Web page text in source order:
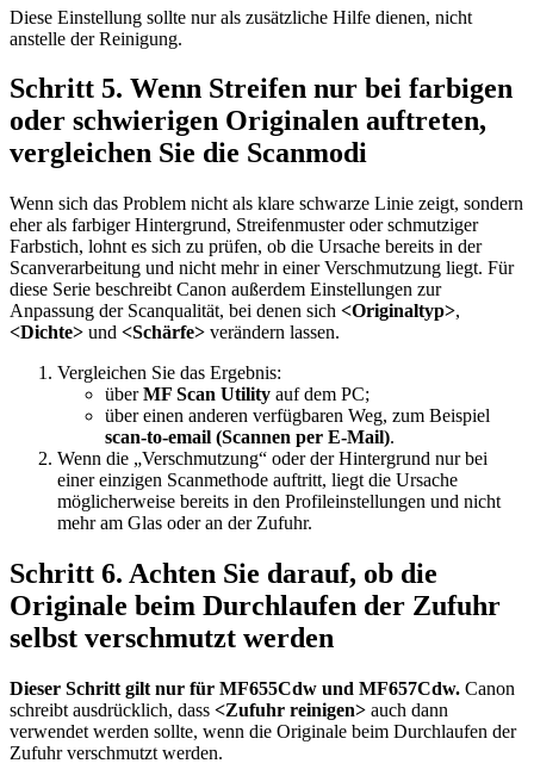
Diese Einstellung sollte nur als zusätzliche Hilfe dienen, nicht
anstelle der Reinigung.
Schritt 5. Wenn Streifen nur bei farbigen
oder schwierigen Originalen auftreten,
vergleichen Sie die Scanmodi
Wenn sich das Problem nicht als klare schwarze Linie zeigt, sondern
eher als farbiger Hintergrund, Streifenmuster oder schmutziger
Farbstich, lohnt es sich zu prüfen, ob die Ursache bereits in der
Scanverarbeitung und nicht mehr in einer Verschmutzung liegt. Für
diese Serie beschreibt Canon außerdem Einstellungen zur
Anpassung der Scanqualität, bei denen sich <Originaltyp>,
<Dichte> und <Schärfe> verändern lassen.
Vergleichen Sie das Ergebnis:
überMF Scan Utility auf dem PC;
über einen anderen verfügbaren Weg, zum Beispiel
scan-to-email (Scannen per E-Mail).
Wenn die „Verschmutzung“ oder der Hintergrund nur bei
einer einzigen Scanmethode auftritt, liegt die Ursache
möglicherweise bereits in den Profileinstellungen und nicht
mehr am Glas oder an der Zufuhr.
Schritt 6. Achten Sie darauf, ob die
Originale beim Durchlaufen der Zufuhr
selbst verschmutzt werden
Dieser Schritt gilt nur für MF655Cdw und MF657Cdw. Canon
schreibt ausdrücklich, dass <Zufuhr reinigen> auch dann
verwendet werden sollte, wenn die Originale beim Durchlaufen der
Zufuhr verschmutzt werden.